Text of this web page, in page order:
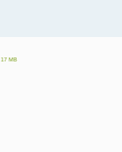
17 MB